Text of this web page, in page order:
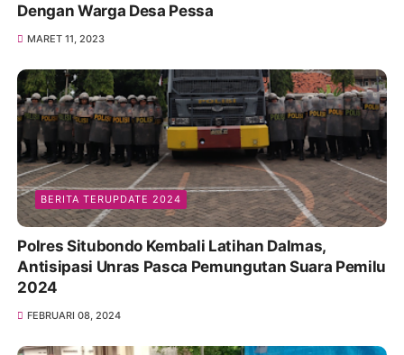
Dengan Warga Desa Pessa
MARET 11, 2023
BERITA TERUPDATE 2024
Polres Situbondo Kembali Latihan Dalmas,
Antisipasi Unras Pasca Pemungutan Suara Pemilu
2024
FEBRUARI 08, 2024